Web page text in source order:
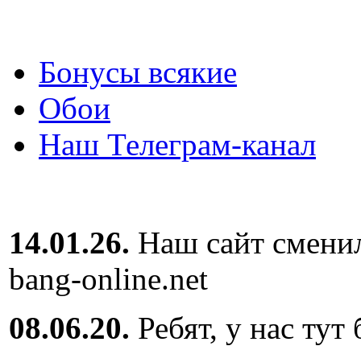
Бонусы всякие
Обои
Наш Телеграм-канал
14.01.26. Наш сайт
bang-online.net
08.06.20. Ребят, у нас